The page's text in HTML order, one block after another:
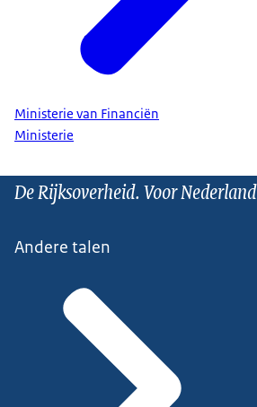
Ministerie van Financiën
Ministerie
De Rijksoverheid. Voor Nederland
Andere talen